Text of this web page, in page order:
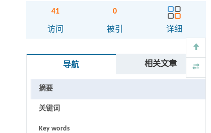
41
访问
0
被引 详细
导航 相关文章
摘要
关键词
Key words